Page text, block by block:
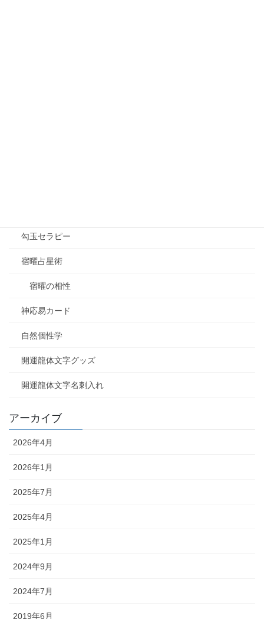
勾玉セラピー
宿曜占星術
宿曜の相性
神応易カード
自然個性学
開運龍体文字グッズ
開運龍体文字名刺入れ
アーカイブ
2026年4月
2026年1月
2025年7月
2025年4月
2025年1月
2024年9月
2024年7月
2019年6月